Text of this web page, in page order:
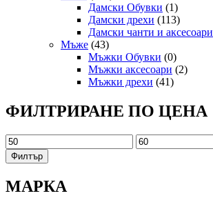
Дамски Обувки (1)
Дамски дрехи (113)
Дамски чанти и аксесоари
Мъже (43)
Мъжки Обувки (0)
Мъжки аксесоари (2)
Мъжки дрехи (41)
ФИЛТРИРАНЕ ПО ЦЕНА
Минимална
цена
Максимална
цена
Филтър
МАРКА